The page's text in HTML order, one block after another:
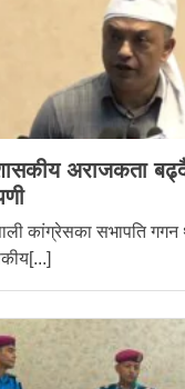
अराजकता
कांग्रेसका सभापति गगन